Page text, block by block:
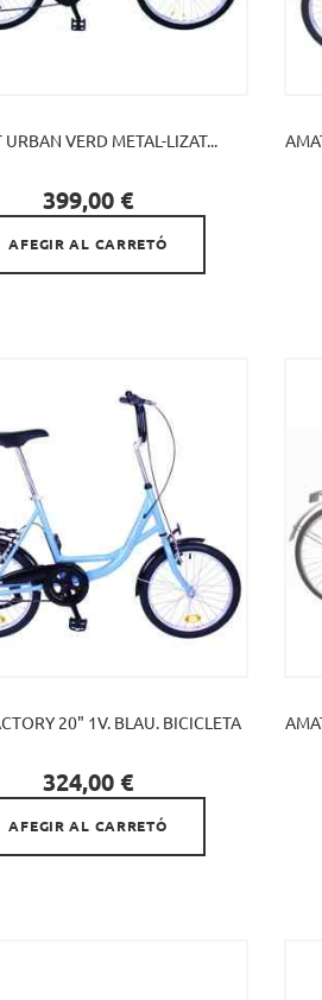
URBAN VERD METAL-LIZAT...
Preu
399,00 €

AFEGIR AL CARRETÓ
20" 1V. BLAU. BICICLETA
Preu
324,00 €

AFEGIR AL CARRETÓ